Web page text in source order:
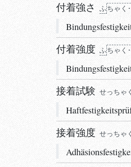
付着強さ ふちゃく
付着強度 ふちゃく
接着試験 せっちゃ
接着強度 せっちゃ